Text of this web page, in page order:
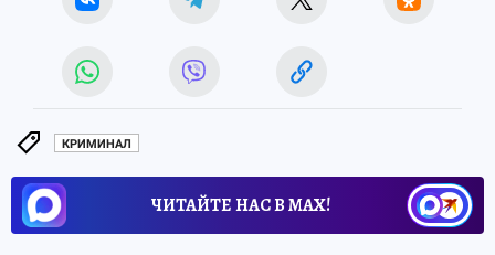
КРИМИНАЛ
ЧИТАЙТЕ НАС В МАХ!